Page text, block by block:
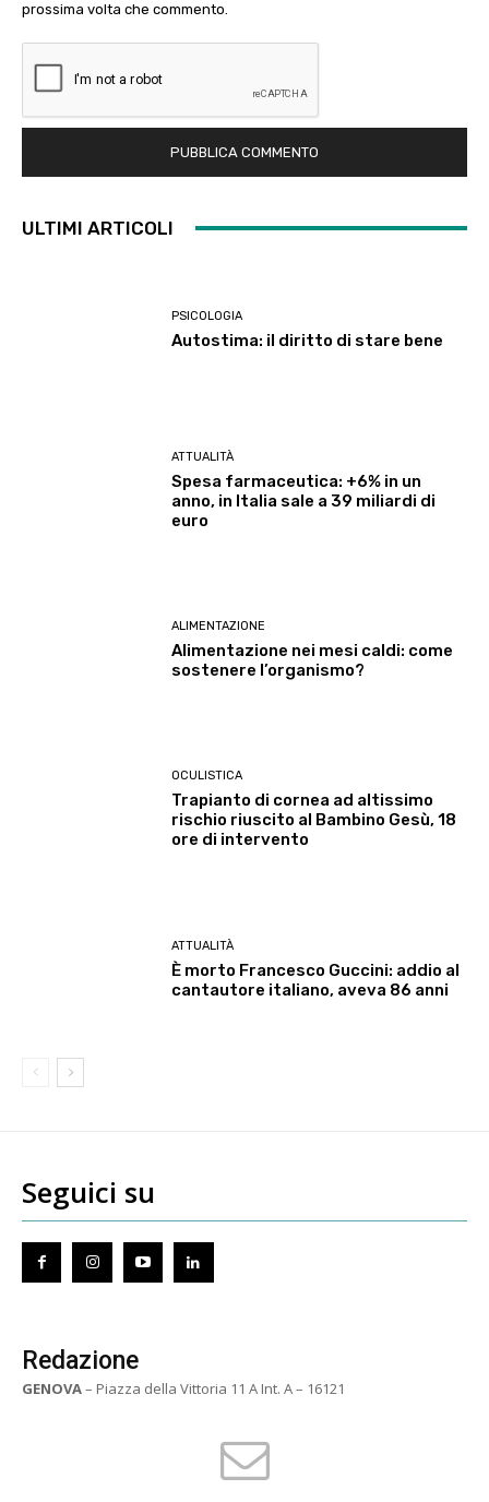
prossima volta che commento.
ULTIMI ARTICOLI
PSICOLOGIA
Autostima: il diritto di stare bene
ATTUALITÀ
Spesa farmaceutica: +6% in un
anno, in Italia sale a 39 miliardi di
euro
ALIMENTAZIONE
Alimentazione nei mesi caldi: come
sostenere l’organismo?
OCULISTICA
Trapianto di cornea ad altissimo
rischio riuscito al Bambino Gesù, 18
ore di intervento
ATTUALITÀ
È morto Francesco Guccini: addio al
cantautore italiano, aveva 86 anni
Seguici su
Redazione
GENOVA– Piazza della Vittoria 11 A Int. A – 16121